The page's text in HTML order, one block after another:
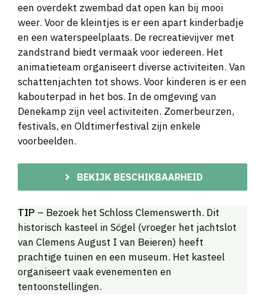
een overdekt zwembad dat open kan bij mooi
weer. Voor de kleintjes is er een apart kinderbadje
en een waterspeelplaats. De recreatievijver met
zandstrand biedt vermaak voor iedereen. Het
animatieteam organiseert diverse activiteiten. Van
schattenjachten tot shows. Voor kinderen is er een
kabouterpad in het bos. In de omgeving van
Denekamp zijn veel activiteiten. Zomerbeurzen,
festivals, en Oldtimerfestival zijn enkele
voorbeelden.
BEKIJK BESCHIKBAARHEID
TIP – Bezoek het Schloss Clemenswerth. Dit
historisch kasteel in Sögel (vroeger het jachtslot
van Clemens August I van Beieren) heeft
prachtige tuinen en een museum. Het kasteel
organiseert vaak evenementen en
tentoonstellingen.